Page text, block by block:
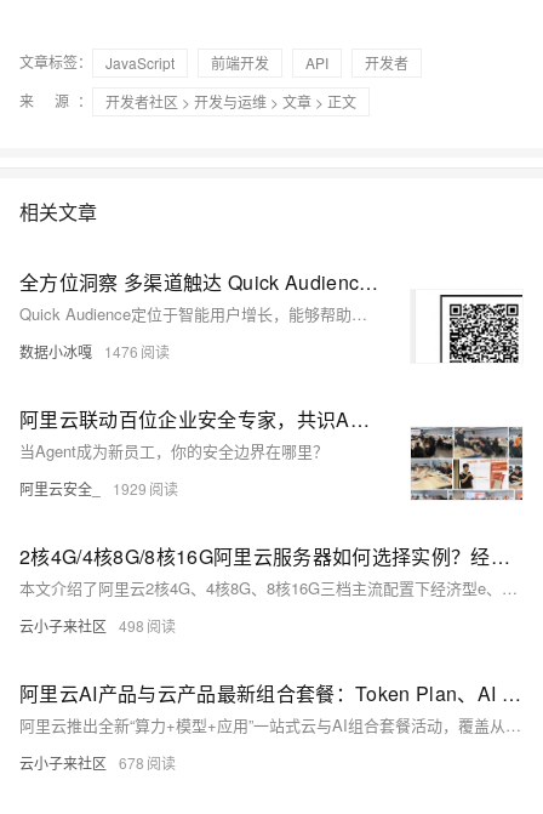
文章标签： JavaScript 前端开发 API
开发者
来 源：
开发者社区 > 开发与运维 > 文章 > 正文
相关文章
全方位洞察 多渠道触达 Quick Audience实现企业智能用户增长
Quick Audience定位于智能用户增长，能够帮助企业实现基于消费者资产管理、运营层面的“全方位洞察、多渠道触达”增长闭环
数据小冰嘎 1476
阿里云联动百位企业安全专家，共识Agent防御最佳实践
当Agent成为新员工，你的安全边界在哪里？
阿里云安全_ 1929
2核4G/4核8G/8核16G阿里云服务器如何选择实例？经济型e、通用算力型u2i与计算型c9i选哪个？
本文介绍了阿里云2核4G、4核8G、8核16G三档主流配置下经济型e、通用算力型u2i和计算型c9i三种实例的最新活动价格与适用场景。同配置下三者价差显著，以2核4G为例，经济型e低至599.93元/年，计算型c9i则高达1742.08元/年。文章详细解析了各实例的性能定位：经济型e适合轻负载入门场景，u2i兼顾稳定算力与性价比，c9i凭借第9代至强处理器与芯片级安全能力支撑高性能业务。同时提示用户可叠加满减优惠券享受折上折，建议根据业务负载与预算综合决策。
云小子来社区 498
阿里云AI产品与云产品最新组合套餐：Token Plan、AI coding及云服务器和建站等组合优惠价
阿里云推出全新“算力+模型+应用”一站式云与AI组合套餐活动，覆盖从个人开发者到中大型企业的全场景需求。核心亮点为分三档定价的Token Plan订阅服务，支持Qwen3.8-Max-Preview大模型调用，错峰时段最低可享0.2折优惠。活动同步推出AI Coding、智能体部署、云电脑托管、0代码建站等十余类场景化组合，搭配99元/年的普惠云服务器、88元/年的入门数据库等经典特惠产品，还为企业提供1V1定制化AI转型方案，大幅降低了不同用户群体拥抱AI的技术门槛与采购成本。
云小子来社区 678